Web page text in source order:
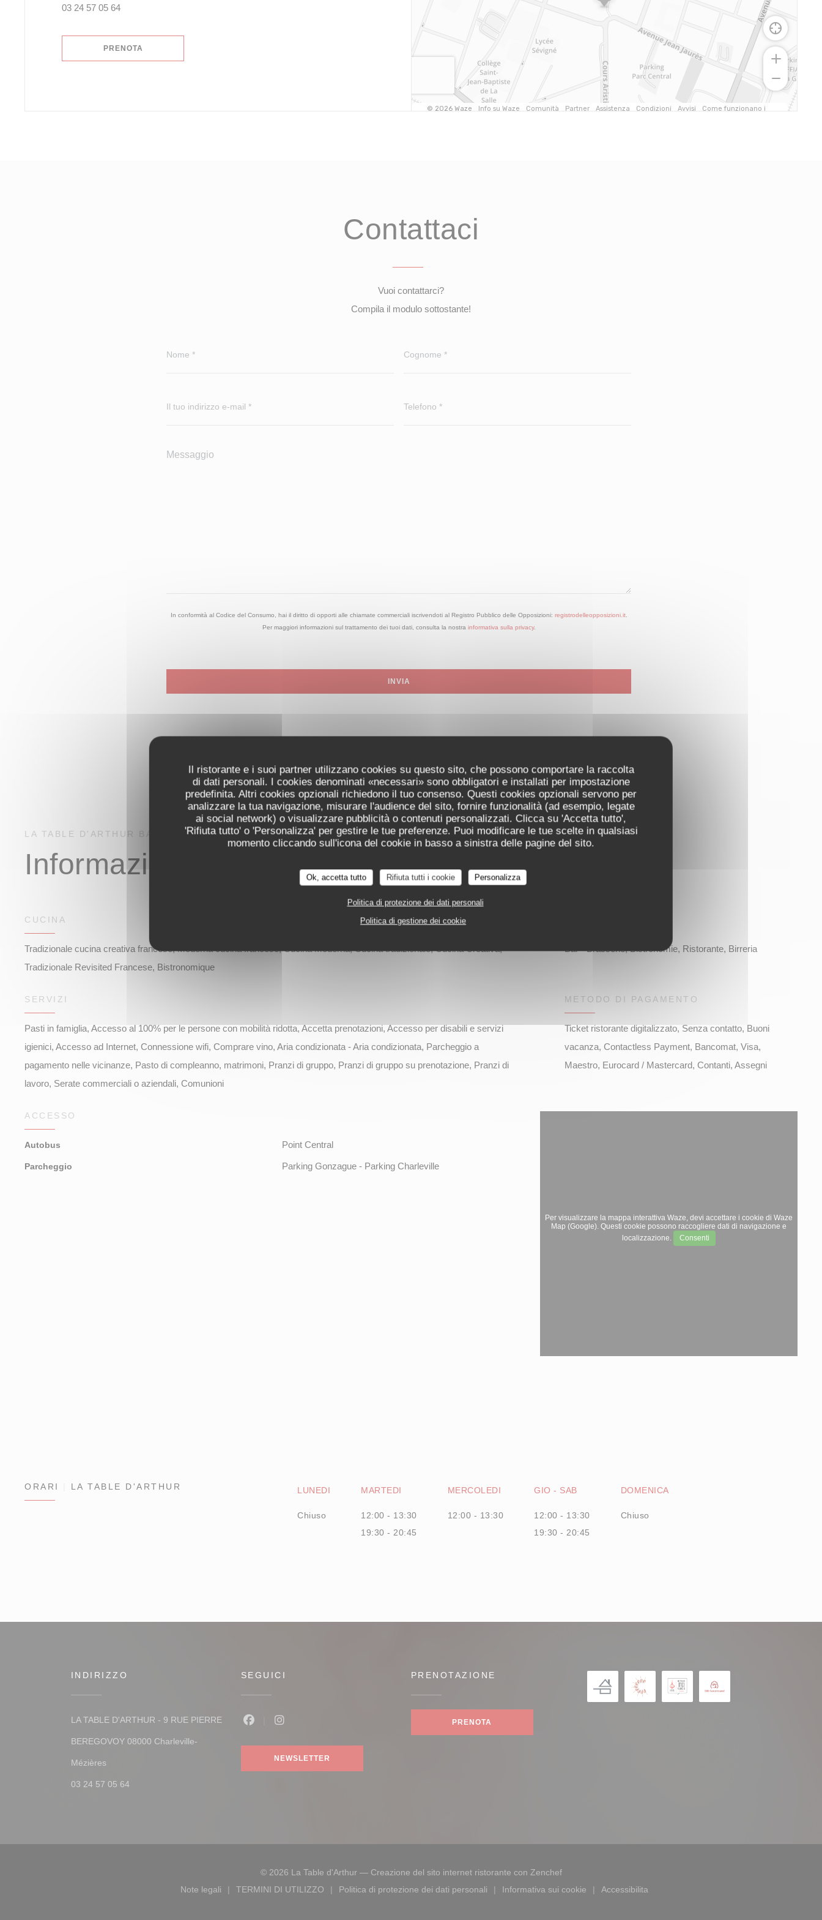
Il ristorante e i suoi partner utilizzano cookies su questo sito, che possono comportare la raccolta
di dati personali. I cookies denominati «necessari» sono obbligatori e installati per impostazione
predefinita. Altri cookies opzionali richiedono il tuo consenso. Questi cookies opzionali servono per
analizzare la tua navigazione, misurare l'audience del sito, fornire funzionalità (ad esempio, legate
ai social network) o visualizzare pubblicità o contenuti personalizzati. Clicca su 'Accetta tutto',
'Rifiuta tutto' o 'Personalizza' per gestire le tue preferenze. Puoi modificare le tue scelte in qualsiasi
momento cliccando sull'icona del cookie in basso a sinistra delle pagine del sito.
Ok, accetta tutto Rifiuta tutti i cookie Personalizza
Politica di protezione dei dati personali
Politica di gestione dei cookie
03 24 57 05 64
PRENOTA
Contattaci
Vuoi contattarci?
Compila il modulo sottostante!
In conformità al Codice del Consumo, hai il diritto di opporti alle chiamate commerciali iscrivendoti al Registro Pubblico delle Opposizioni: registrodelleopposizioni.it.
Per maggiori informazioni sul trattamento dei tuoi dati, consulta la nostra informativa sulla privacy.
LA TABLE D'ARTHUR BAR - BRASSERIECHARLEVILLE-MÉZIÈRES
Informazioni pratiche
CUCINA
Tradizionale cucina creativa francese, Moderna cucina francese, Cucina Moderna, Cucina tradizionale, Cucina Creativa,
Tradizionale Revisited Francese, Bistronomique
Bar - Brasserie, Bistronomie, Ristorante, Birreria
SERVIZI
Pasti in famiglia, Accesso al 100% per le persone con mobilità ridotta, Accetta prenotazioni, Accesso per disabili e servizi
igienici, Accesso ad Internet, Connessione wifi, Comprare vino, Aria condizionata - Aria condizionata, Parcheggio a
pagamento nelle vicinanze, Pasto di compleanno, matrimoni, Pranzi di gruppo, Pranzi di gruppo su prenotazione, Pranzi di
lavoro, Serate commerciali o aziendali, Comunioni
METODO DI PAGAMENTO
Ticket ristorante digitalizzato, Senza contatto, Buoni
vacanza, Contactless Payment, Bancomat, Visa,
Maestro, Eurocard / Mastercard, Contanti, Assegni
ACCESSO
Autobus Point Central
Parcheggio Parking Gonzague - Parking Charleville
Per visualizzare la mappa interattiva Waze, devi accettare i cookie di Waze
Map (Google). Questi cookie possono raccogliere dati di navigazione e
localizzazione.
Consenti
ORARI LA TABLE D'ARTHUR LUNEDI
Chiuso
MARTEDI
12:00 - 13:30
19:30 - 20:45
MERCOLEDI
12:00 - 13:30
GIO - SAB
12:00 - 13:30
19:30 - 20:45
DOMENICA
Chiuso
INDIRIZZO
LA TABLE D'ARTHUR - 9 RUE PIERRE
BEREGOVOY 08000 Charleville-
Mézières((apre una nuova finestra))
03 24 57 05 64
SEGUICI
NEWSLETTER
PRENOTAZIONE
PRENOTA
© 2026 La Table d'Arthur — Creazione del sito internet ristorante con Zenchef((apre una nuova finestra))
Note legali
((apre una nuova finestra))
TERMINI DI UTILIZZO
((apre una nuova finestra))
Politica di protezione dei dati personali
((apre una nuova finestra))
Informativa sui cookie
((apre una nuova finestra))
Accessibilita
La Table d'Arthur